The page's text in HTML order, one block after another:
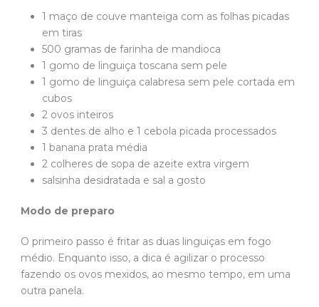
1 maço de couve manteiga com as folhas picadas
em tiras
500 gramas de farinha de mandioca
1 gomo de linguiça toscana sem pele
1 gomo de linguiça calabresa sem pele cortada em
cubos
2 ovos inteiros
3 dentes de alho e 1 cebola picada processados
1 banana prata média
2 colheres de sopa de azeite extra virgem
salsinha desidratada e sal a gosto
Modo de preparo
O primeiro passo é fritar as duas linguiças em fogo
médio. Enquanto isso, a dica é agilizar o processo
fazendo os ovos mexidos, ao mesmo tempo, em uma
outra panela.